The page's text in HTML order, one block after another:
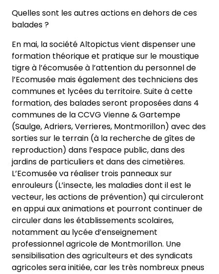
Quelles sont les autres actions en dehors de ces
balades ?
En mai, la société Altopictus vient dispenser une
formation théorique et pratique sur le moustique
tigre à l’écomusée à l’attention du personnel de
l’Ecomusée mais également des techniciens des
communes et lycées du territoire. Suite à cette
formation, des balades seront proposées dans 4
communes de la CCVG Vienne & Gartempe
(Saulge, Adriers, Verrieres, Montmorillon) avec des
sorties sur le terrain (à la recherche de gîtes de
reproduction) dans l’espace public, dans des
jardins de particuliers et dans des cimetières.
L’Ecomusée va réaliser trois panneaux sur
enrouleurs (L’insecte, les maladies dont il est le
vecteur, les actions de prévention) qui circuleront
en appui aux animations et pourront continuer de
circuler dans les établissements scolaires,
notamment au lycée d’enseignement
professionnel agricole de Montmorillon. Une
sensibilisation des agriculteurs et des syndicats
agricoles sera initiée, car les très nombreux pneus